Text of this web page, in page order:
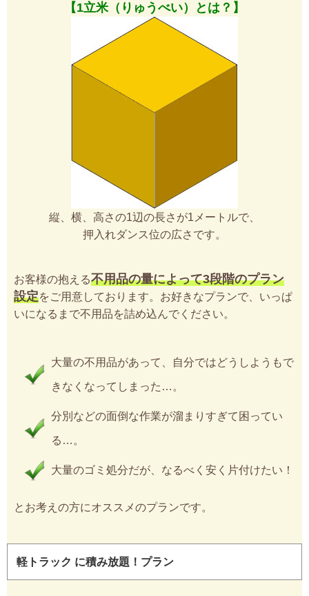
【1立米（りゅうべい）とは？】
縦、横、高さの1辺の長さが1メートルで、
押入れダンス位の広さです。
お客様の抱える不用品の量によって3段階のプラン
設定をご用意しております。お好きなプランで、いっぱ
いになるまで不用品を詰め込んでください。
大量の不用品があって、自分ではどうしようもで
きなくなってしまった…。
分別などの面倒な作業が溜まりすぎて困ってい
る…。
大量のゴミ処分だが、なるべく安く片付けたい！
とお考えの方にオススメのプランです。
軽トラック に積み放題！プラン